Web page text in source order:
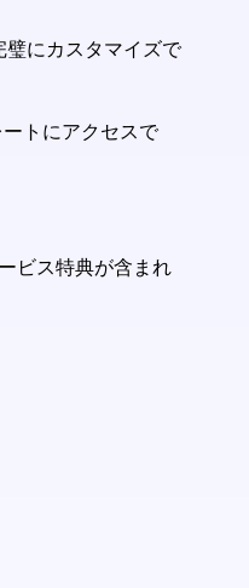
璧にカスタマイズで
トにアクセスで
ビス特典が含まれ